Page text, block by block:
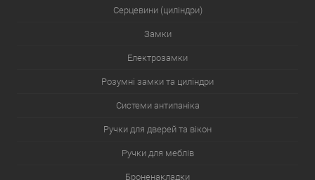
Серцевини (циліндри)
Замки
Електрозамки
Розумні замки та циліндри
Системи антипаніка
Ручки для дверей та вікон
Ручки для меблів
Броненакладки